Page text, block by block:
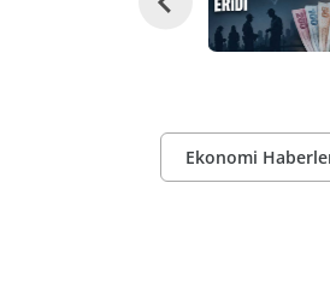
Ekonomi